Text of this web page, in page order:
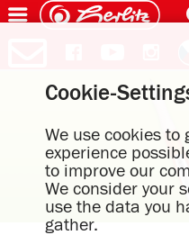
Cookie-
We use cookies to
experience
to improve our
We consider your
use the data you
gather.